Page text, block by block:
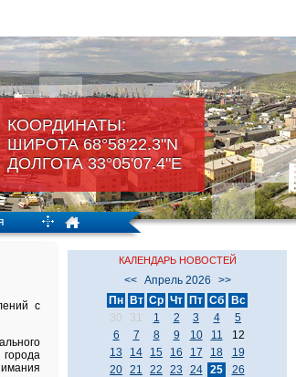
КООРДИНАТЫ:
ШИРОТА 68°58'22.3"N
ДОЛГОТА 33°05'07.4"Е
с
КАЛЕНДАРЬ НОВОСТЕЙ
<< Апрель 2026
>>
Пн
Вт Ср Чт Пт Сб
Вс
30
31 1 2 3 4
5
6
7 8 9 10 11
12
13
14 15 16 17 18
19
20 21 22 23 24 25
26